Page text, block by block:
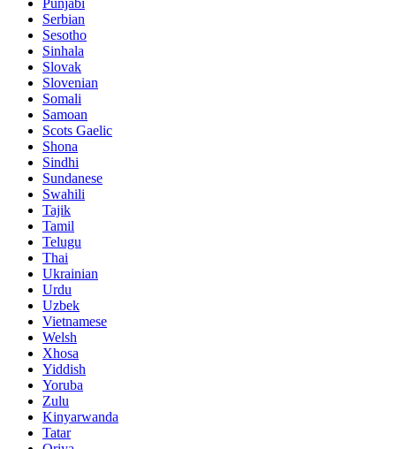
Serbian
Sesotho
Sinhala
Slovak
Slovenian
Somali
Samoan
Scots Gaelic
Shona
Sindhi
Sundanese
Swahili
Tajik
Tamil
Telugu
Thai
Ukrainian
Urdu
Uzbek
Vietnamese
Welsh
Xhosa
Yiddish
Yoruba
Zulu
Kinyarwanda
Tatar